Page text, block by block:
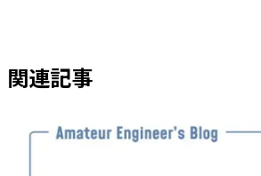
関連記事